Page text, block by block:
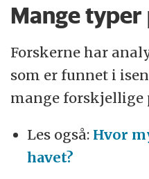
Mange typer
Forskerne har
som er funnet i
mange forskjellige
Les også: Hvor
havet?